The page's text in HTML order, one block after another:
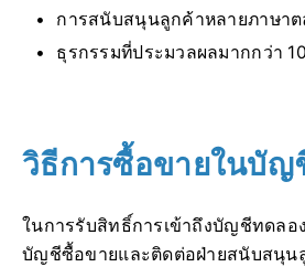
การสนับสนุนลูกค้าหลายภาษา
ธุรกรรมที่ประมวลผลมากกว่า
วิธีการซื้อขายในบัญ
ในการรับสิทธิ์การเข้าถึงบัญชีทดลอ
บัญชีซื้อขายและติดต่อฝ่ายสนับสนุน